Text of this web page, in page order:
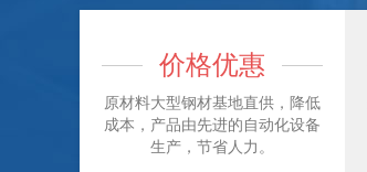
价格优惠
原材料大型钢材基地直供，降低
成本，产品由先进的自动化设备
生产，节省人力。